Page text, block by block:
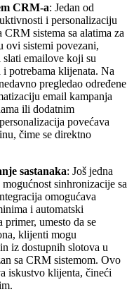
CRM-a: Jedan od
i personalizaciju
sistema sa alatima za
ovi sistemi povezani,
emailove koji su
potrebama klijenata. Na
pregledao određene
email kampanja
ili dodatnim
povećava
čime se direktno
sastanaka: Još jedna
sinhronizacije sa
omogućava
i automatski
umesto da se
klijenti mogu
iz dostupnih slotova u
sa CRM sistemom. Ovo
iskustvo klijenta, čineći